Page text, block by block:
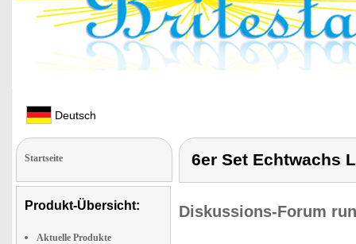
Deutsch
Startseite
Produkt-Übersicht:
Aktuelle Produkte
6er Set Echtwachs
Diskussions-Forum